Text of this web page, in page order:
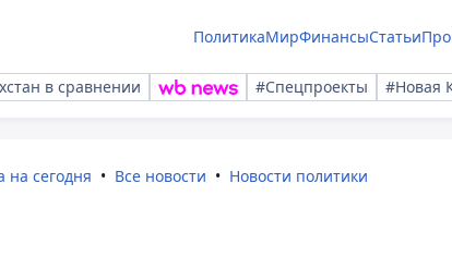
ПолитикаМирФинансыСтатьи
в сравнении #Спецпроекты #Новая
на сегодня Все новости Новости политики